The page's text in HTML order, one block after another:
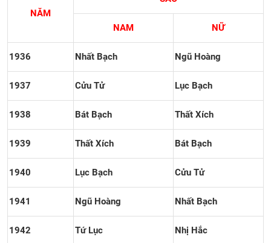
NĂM
NAM NỮ
1936 Nhất Bạch Ngũ Hoàng
1937 Cửu Tử Lục Bạch
1938 Bát Bạch Thất Xích
1939 Thất Xích Bát Bạch
1940 Lục Bạch Cửu Tử
1941 Ngũ Hoàng Nhất Bạch
1942 Tứ Lục Nhị Hắc